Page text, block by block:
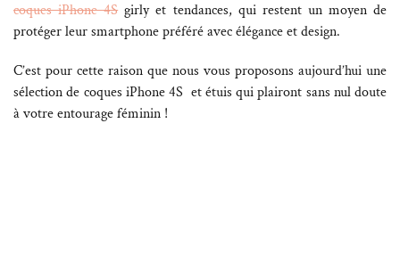
coques iPhone 4Sgirly et tendances, qui restent un moyen de
protéger leur smartphone préféré avec élégance et design.
C’est pour cette raison que nous vous proposons aujourd’hui une
sélection de coques iPhone 4S et étuis qui plairont sans nul doute
à votre entourage féminin !